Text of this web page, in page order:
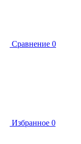
Сравнение 0
Избранное 0